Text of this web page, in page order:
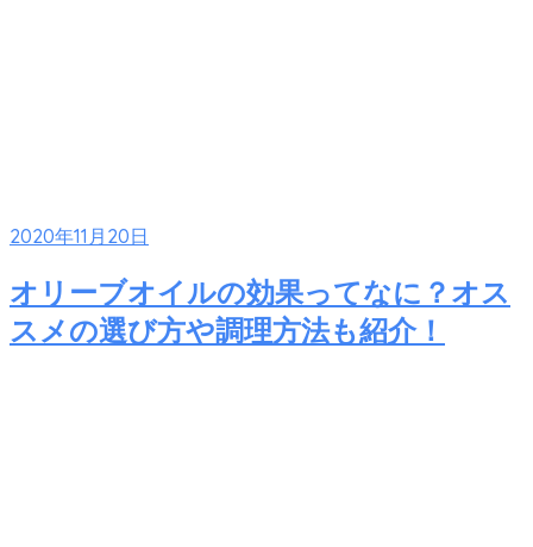
2020年11月20日
オリーブオイルの効果ってなに？オス
スメの選び方や調理方法も紹介！